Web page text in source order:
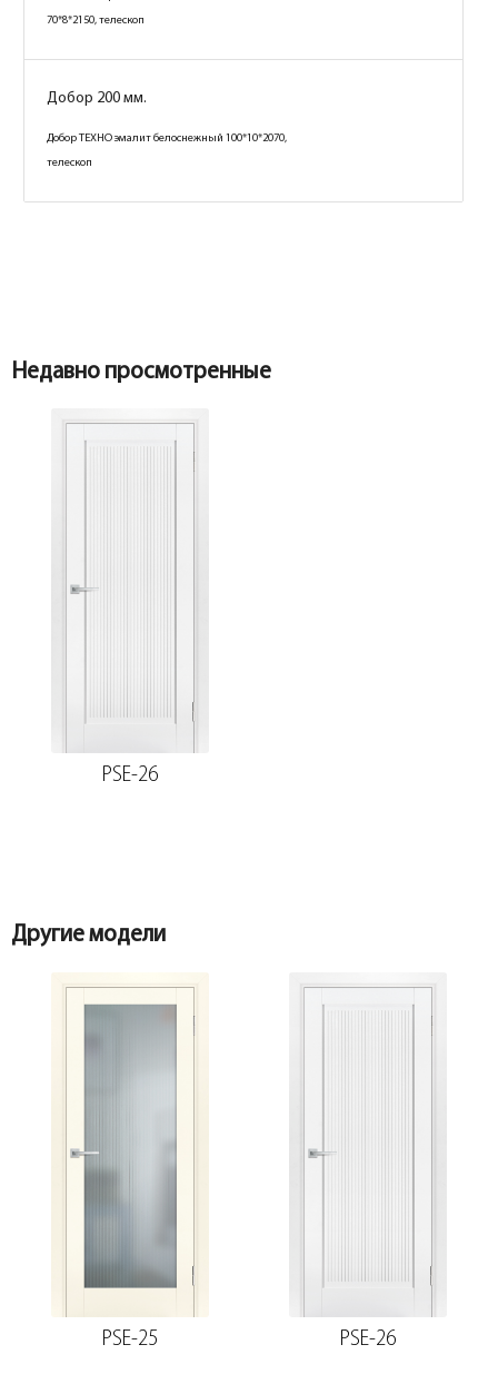
70*8*2150, телескоп
Добор 200 мм.
Добор ТЕХНО эмалит белоснежный 100*10*2070,
телескоп
Недавно просмотренные
PSE-26
Другие модели
PSE-25 PSE-26